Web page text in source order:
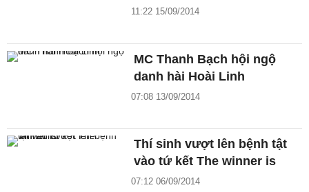
11:22 15/09/2014
MC Thanh Bạch hội ngộ
danh hài Hoài Linh
07:08 13/09/2014
Thí sinh vượt lên bệnh tật
vào tứ kết The winner is
07:12 06/09/2014